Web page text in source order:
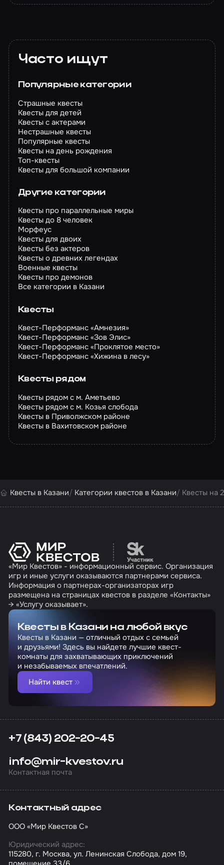
Часто ищут
Популярные категории
Страшные квесты
Квесты для детей
Квесты с актерами
Нестрашные квесты
Популярные квесты
Квесты на день рождения
Топ-квесты
Квесты для большой компании
Другие категории
Квесты про параллельные миры
Квесты до 8 человек
Морфеус
Квесты для двоих
Квесты без актеров
Квесты о древних легендах
Военные квесты
Квесты про демонов
Все категории в Казани
Квесты
Квест-Перформанс «Амнезия»
Квест-Перформанс «Зов Элис»
Квест-Перформанс «Проклятое место»
Квест-Перформанс «Хижина в лесу»
Квесты рядом
Квесты рядом с м. Аметьево
Квесты рядом с м. Козья слобода
Квесты в Приволжском районе
Квесты в Вахитовском районе
Квесты в Казани Категории квестов в Казани Квесты на
Перейти на сайт
«Мир Квестов» - информационный сервис. Организация
игр и иные услуги оказываются партнерами сервиса.
Информация о партнерах-организаторах игр
размещена на страницах квестов в разделе «Контакты»
→ «Услугу оказывает».
Квесты в Казани на любой вкус
Квесты в Казани — отличный отдых с семьей
и друзьями! Здесь вы найдете лучшие квест-
комнаты для захватывающих приключений
и незабываемых впечатлений.
Найти квест
+7 (843) 202-20-45
info@mir-kvestov.ru
Контактная почта
Контактный адрес
ООО «Мир Квестов С»
Юридический адрес:
115280, г. Москва, ул. Ленинская Слобода, дом 19,